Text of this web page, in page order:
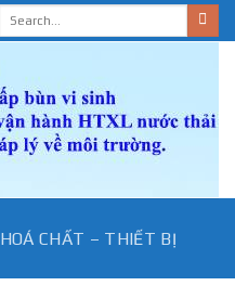
HOÁ CHẤT – THIẾT BỊ